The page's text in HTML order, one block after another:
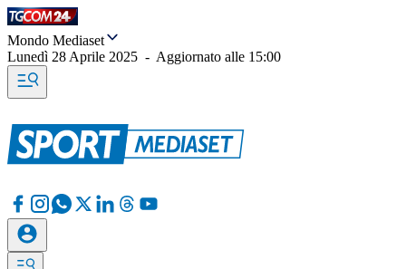
Mondo Mediaset
Lunedì 28 Aprile 2025 - Aggiornato alle 15:00